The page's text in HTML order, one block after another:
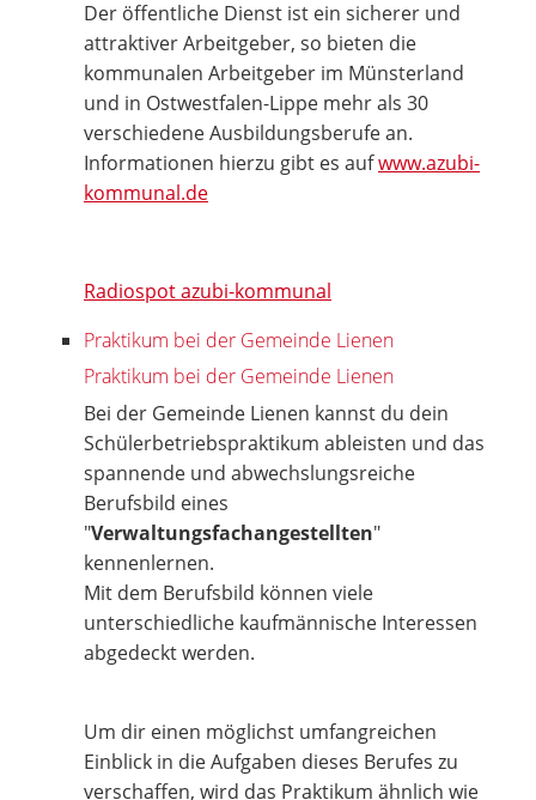
Der öffentliche Dienst ist ein sicherer und
attraktiver Arbeitgeber, so bieten die
kommunalen Arbeitgeber im Münsterland
und in Ostwestfalen-Lippe mehr als 30
verschiedene Ausbildungsberufe an.
Informationen hierzu gibt es aufwww.azubi-
kommunal.de
Radiospot azubi-kommunal
Praktikum bei der Gemeinde Lienen
Praktikum bei der Gemeinde Lienen
Bei der Gemeinde Lienen kannst du dein
Schülerbetriebspraktikum ableisten und das
spannende und abwechslungsreiche
Berufsbild eines
"Verwaltungsfachangestellten"
kennenlernen.
Mit dem Berufsbild können viele
unterschiedliche kaufmännische Interessen
abgedeckt werden.
Um dir einen möglichst umfangreichen
Einblick in die Aufgaben dieses Berufes zu
verschaffen, wird das Praktikum ähnlich wie